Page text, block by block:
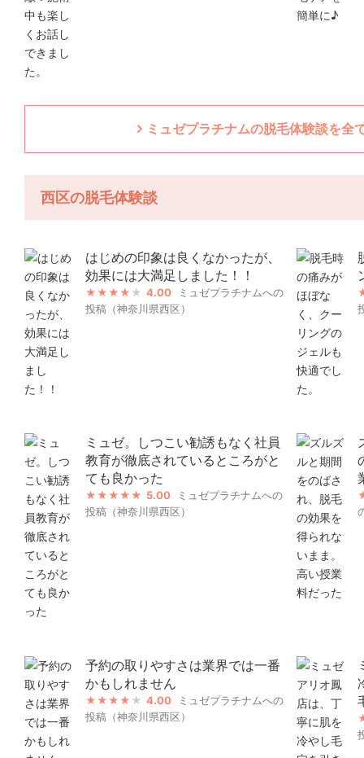
ミュゼプラチナムの脱毛体験談を全
西区の脱毛体験談
はじめの印象は良くなかったが、
効果には大満足しました！！
4.00
ミュゼプラチナムへの
投稿（神奈川県西区）
ミュゼ。しつこい勧誘もなく社員
教育が徹底されているところがと
ても良かった
5.00
ミュゼプラチナムへの
投稿（神奈川県西区）
予約の取りやすさは業界では一番
かもしれません
4.00
ミュゼプラチナムへの
投稿（神奈川県西区）